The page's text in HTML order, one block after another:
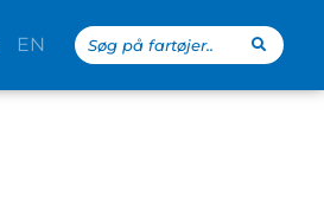
EN
Search
...